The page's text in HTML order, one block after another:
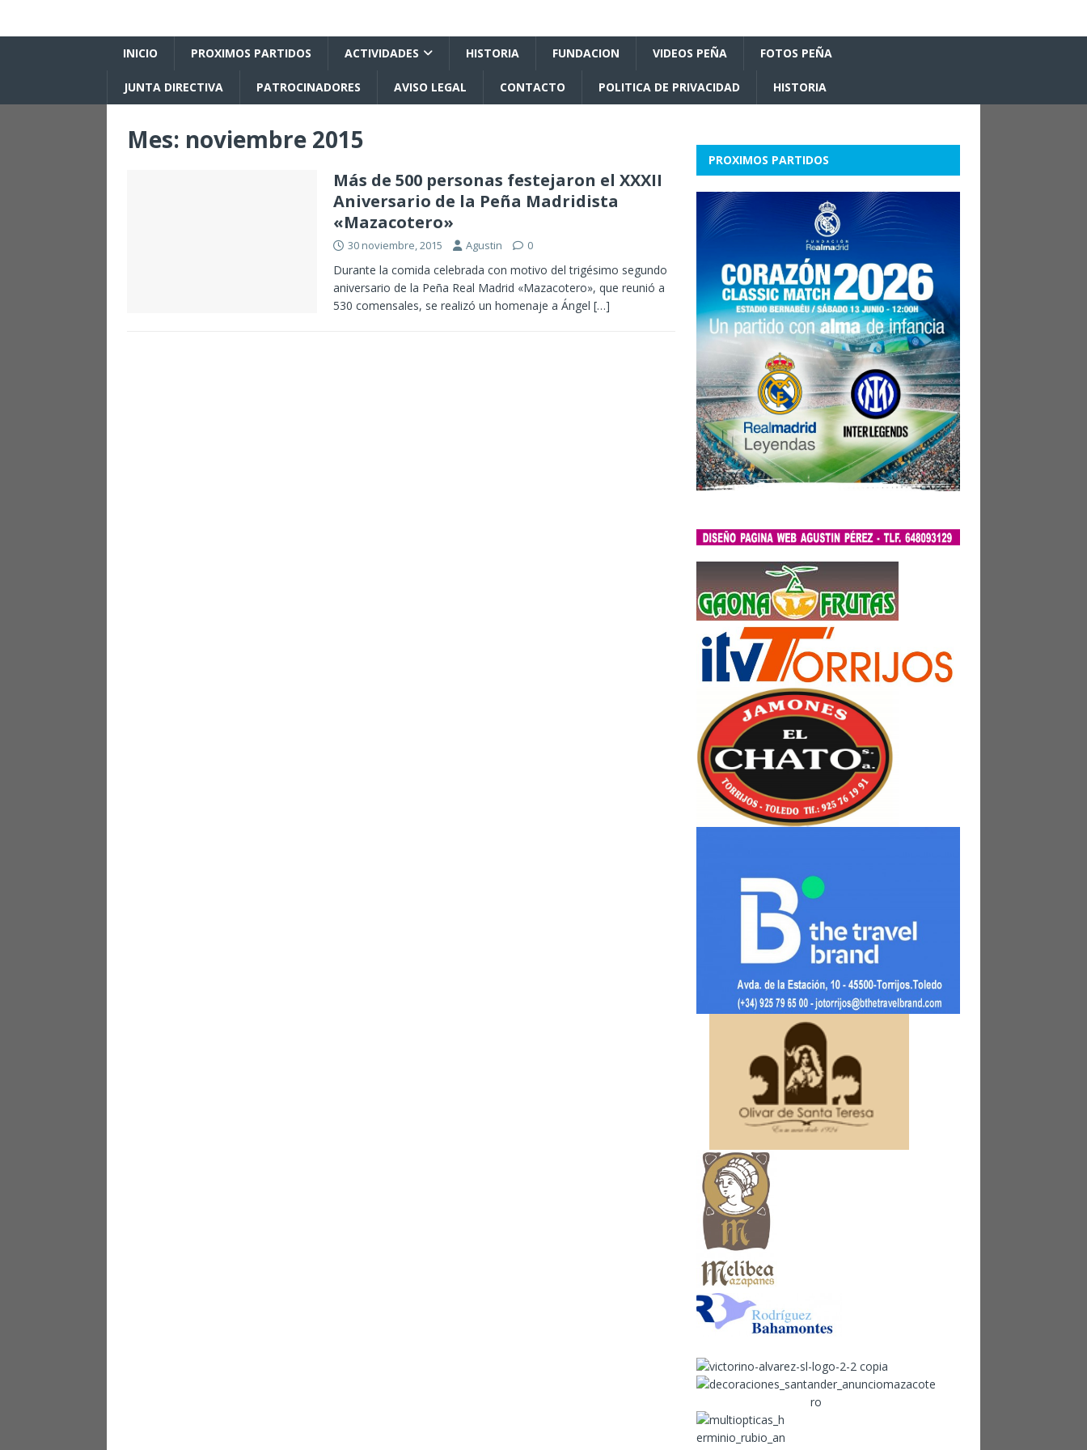
INICIO PROXIMOS PARTIDOS ACTIVIDADES HISTORIA FUNDACION VIDEOS PEÑA FOTOS PEÑA
JUNTA DIRECTIVA PATROCINADORES AVISO LEGAL CONTACTO POLITICA DE PRIVACIDAD HISTORIA
Mes: noviembre 2015
Más de 500 personas festejaron el XXXII
Aniversario de la Peña Madridista
«Mazacotero»
30 noviembre, 2015 Agustin 0
Durante la comida celebrada con motivo del trigésimo segundo
aniversario de la Peña Real Madrid «Mazacotero», que reunió a
530 comensales, se realizó un homenaje a Ángel […]
PROXIMOS PARTIDOS